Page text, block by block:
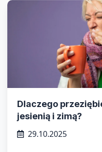
Dlaczego
jesienią i zimą?
29.10.2025